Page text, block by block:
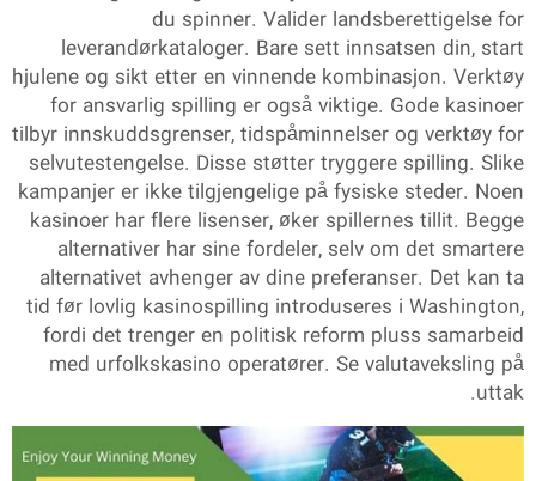
du spinner. Valider landsberettigelse for
leverandørkataloger. Bare sett innsatsen din, start
hjulene og sikt etter en vinnende kombinasjon. Verktøy
for ansvarlig spilling er også viktige. Gode kasinoer
tilbyr innskuddsgrenser, tidspåminnelser og verktøy for
selvutestengelse. Disse støtter tryggere spilling. Slike
kampanjer er ikke tilgjengelige på fysiske steder. Noen
kasinoer har flere lisenser, øker spillernes tillit. Begge
alternativer har sine fordeler, selv om det smartere
alternativet avhenger av dine preferanser. Det kan ta
tid før lovlig kasinospilling introduseres i Washington,
fordi det trenger en politisk reform pluss samarbeid
med urfolkskasino operatører. Se valutaveksling på
uttak.